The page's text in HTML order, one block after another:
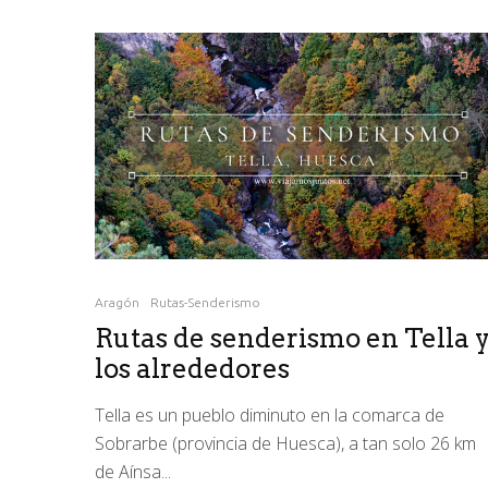
Aragón Rutas-Senderismo
Rutas de senderismo en Tella
los alrededores
Tella es un pueblo diminuto en la comarca de
Sobrarbe (provincia de Huesca), a tan solo 26 km
de Aínsa...